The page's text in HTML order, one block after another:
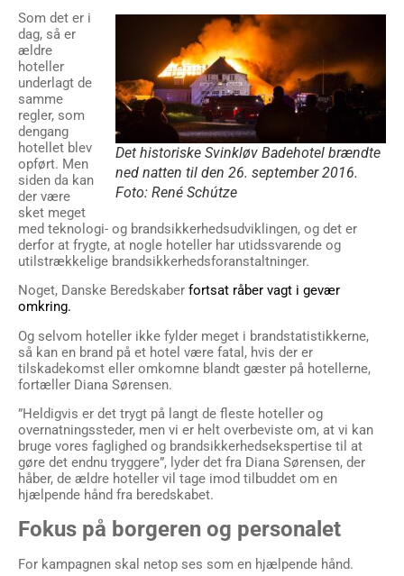
Det historiske Svinkløv Badehotel brændte
ned natten til den 26. september 2016.
Foto: René Schútze
Som det er i
dag, så er
ældre
hoteller
underlagt de
samme
regler, som
dengang
hotellet blev
opført. Men
siden da kan
der være
sket meget
med teknologi- og brandsikkerhedsudviklingen, og det er
derfor at frygte, at nogle hoteller har utidssvarende og
utilstrækkelige brandsikkerhedsforanstaltninger.
Noget, Danske Beredskaber fortsat råber vagt i gevær
omkring.
Og selvom hoteller ikke fylder meget i brandstatistikkerne,
så kan en brand på et hotel være fatal, hvis der er
tilskadekomst eller omkomne blandt gæster på hotellerne,
fortæller Diana Sørensen.
”Heldigvis er det trygt på langt de fleste hoteller og
overnatningssteder, men vi er helt overbeviste om, at vi kan
bruge vores faglighed og brandsikkerhedsekspertise til at
gøre det endnu tryggere”, lyder det fra Diana Sørensen, der
håber, de ældre hoteller vil tage imod tilbuddet om en
hjælpende hånd fra beredskabet.
Fokus på borgeren og personalet
For kampagnen skal netop ses som en hjælpende hånd.